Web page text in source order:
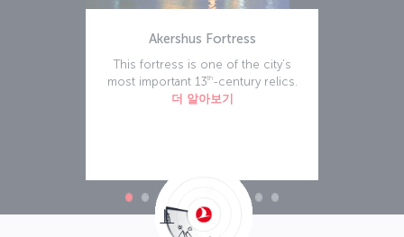
Akershus Fortress
This fortress is one of the city’s
most important 13th-century relics.
더 알아보기